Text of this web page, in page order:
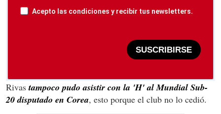
Acepto las condiciones y recibir tus newsletters.
SUSCRIBIRSE
Rivastampoco pudo asistir con la 'H' al Mundial Sub-
20 disputado en Corea, esto porque el club no lo cedió.